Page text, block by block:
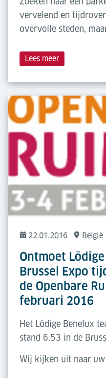
vervelend en
overvolle steden,
Lees meer
22.01.2016 België
Ontmoet
Brussel Expo
de Openbare
februari 2016
Het Lödige Benelux
stand 6.53 in de
Wij kijken uit naar